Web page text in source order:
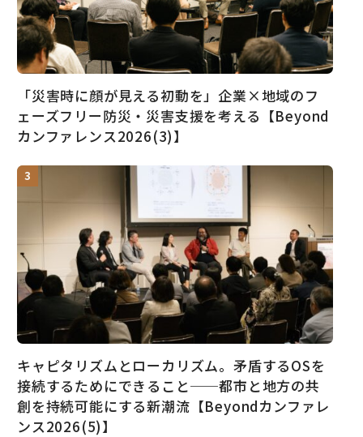
「災害時に顔が見える初動を」企業×地域のフ
ェーズフリー防災・災害支援を考える【Beyond
カンファレンス2026(3)】
キャピタリズムとローカリズム。矛盾するOSを
接続するためにできること──都市と地方の共
創を持続可能にする新潮流【Beyondカンファレ
ンス2026(5)】